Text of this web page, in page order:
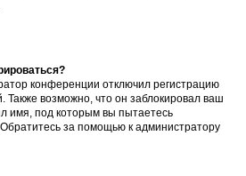
конференции отключил регистрацию
Также возможно, что он заблокировал ваш
имя, под которым вы пытаетесь
Обратитесь за помощью к администратору